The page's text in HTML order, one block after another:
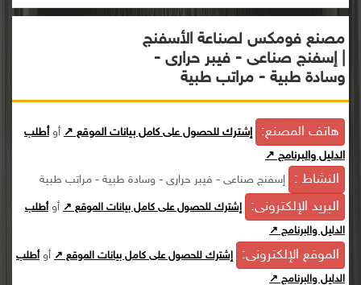
مصنع فومكس لصناعة الأسفنج
| إسفنج صناعى - فيبر حرارى -
وسادة طبية - مراتب طبية
هاتف المصنع: إشترك للحصول على كامل بيانات الموقع ↗ أوأطلب
الدليل والبرنامج ↗
النشاط : إسفنج صناعى - فيبر حرارى - وسادة طبية - مراتب طبية
البريد الإلكترونى: إشترك للحصول على كامل بيانات الموقع ↗ أوأطلب
الدليل والبرنامج ↗
الموقع الإلكترونى: إشترك للحصول على كامل بيانات الموقع ↗ أوأطلب
الدليل والبرنامج ↗